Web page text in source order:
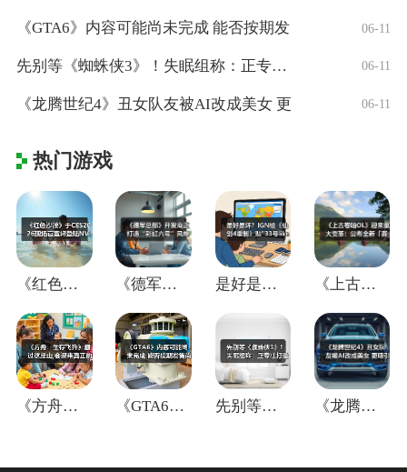
《GTA6》内容可能尚未完成 能否按期发 06-11
先别等《蜘蛛侠3》！失眠组称：正专注打造 06-11
《龙腾世纪4》丑女队友被AI改成美女 更 06-11
热门游戏
《红色沙漠》于CES2026现场官宣将登 《德军总部》开发商正打造“彩虹六号”风格 是好是坏？IGN给《仙剑4重制》贴"33 《上古卷轴OL》迎来重大变革：公布全新「
《方舟：生存飞升》翻过这座山,会迎来真正 《GTA6》内容可能尚未完成 能否按期发 先别等《蜘蛛侠3》！失眠组称：正专注打造 《龙腾世纪4》丑女队友被AI改成美女 更